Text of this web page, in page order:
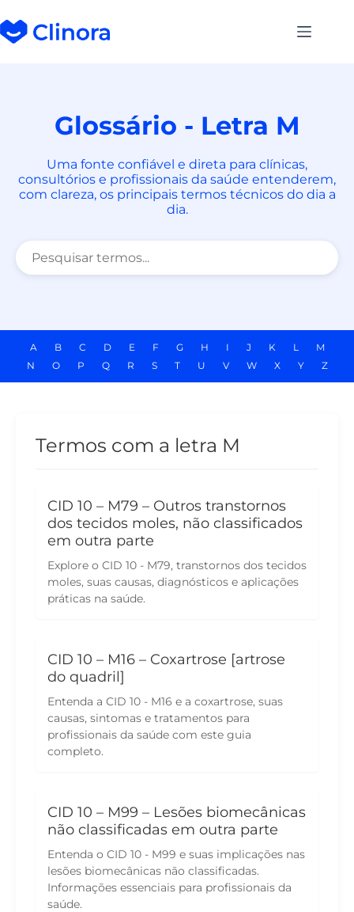
Glossário - Letra M
Uma fonte confiável e direta para clínicas,
consultórios e profissionais da saúde entenderem,
com clareza, os principais termos técnicos do dia a
dia.
A B C D E F G H I J K L
M
N
O P Q R S T U V W X Y Z
Termos com a letra M
CID 10 – M79 – Outros transtornos
dos tecidos moles, não classificados
em outra parte
Explore o CID 10 - M79, transtornos dos tecidos
moles, suas causas, diagnósticos e aplicações
práticas na saúde.
CID 10 – M16 – Coxartrose [artrose
do quadril]
Entenda a CID 10 - M16 e a coxartrose, suas
causas, sintomas e tratamentos para
profissionais da saúde com este guia
completo.
CID 10 – M99 – Lesões biomecânicas
não classificadas em outra parte
Entenda o CID 10 - M99 e suas implicações nas
lesões biomecânicas não classificadas.
Informações essenciais para profissionais da
saúde.